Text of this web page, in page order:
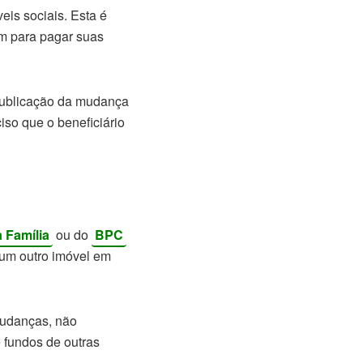
sociais. Esta é
para pagar suas
da mudança
que o beneficiário
Família ou do BPC
outro imóvel em
não
de outras